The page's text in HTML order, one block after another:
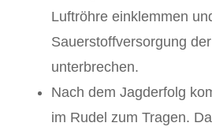
Luftröhre einklemmen
Sauerstoffversorgung
unterbrechen.
Nach dem Jagderfolg
im Rudel zum Tragen.